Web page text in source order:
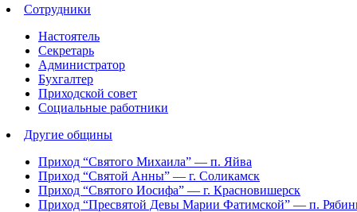
Сотрудники
Настоятель
Секретарь
Администратор
Бухгалтер
Приходской совет
Социальные работники
Другие общины
Приход “Святого Михаила” — п. Яйва
Приход “Святой Анны” — г. Соликамск
Приход “Святого Иосифа” — г. Красновишерск
Приход “Пресвятой Девы Марии Фатимской” — п.